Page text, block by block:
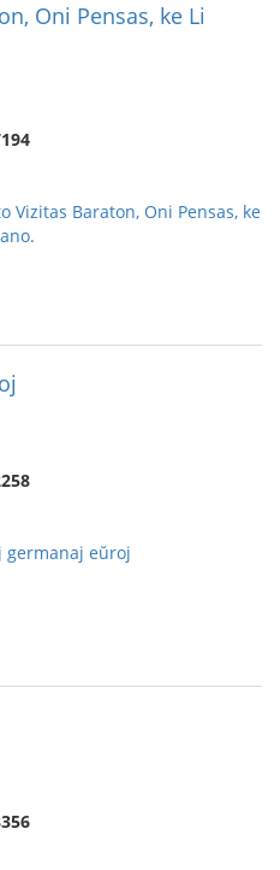
Oni Pensas, ke Li
Vizitas Baraton, Oni Pensas, ke
germanaj eŭroj